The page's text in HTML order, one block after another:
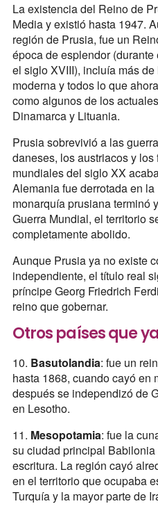
La existencia del Reino de
Media y existió hasta 1947.
región de Prusia, fue un
época de esplendor
el siglo XVIII), incluía más
moderna y todos lo que
como algunos de los
Dinamarca y Lituania.
Prusia sobrevivió a las
daneses, los austriacos y
mundiales del siglo XX
Alemania fue derrotada en
monarquía prusiana terminó
Guerra Mundial, el territorio
completamente abolido.
Aunque Prusia ya no existe
independiente, el título real
príncipe Georg Friedrich
reino que gobernar.
Otros países que
10. Basutolandia: fue un
hasta 1868, cuando cayó en
después se independizó de
en Lesotho.
11. Mesopotamia: fue la
su ciudad principal
escritura. La región cayó
en el territorio que ocupaba
Turquía y la mayor parte de